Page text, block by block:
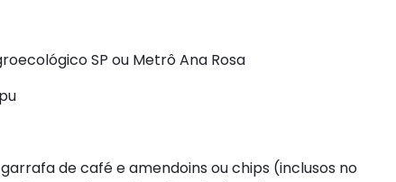
SP ou Metrô Ana Rosa
de café e amendoins ou chips (inclusos no